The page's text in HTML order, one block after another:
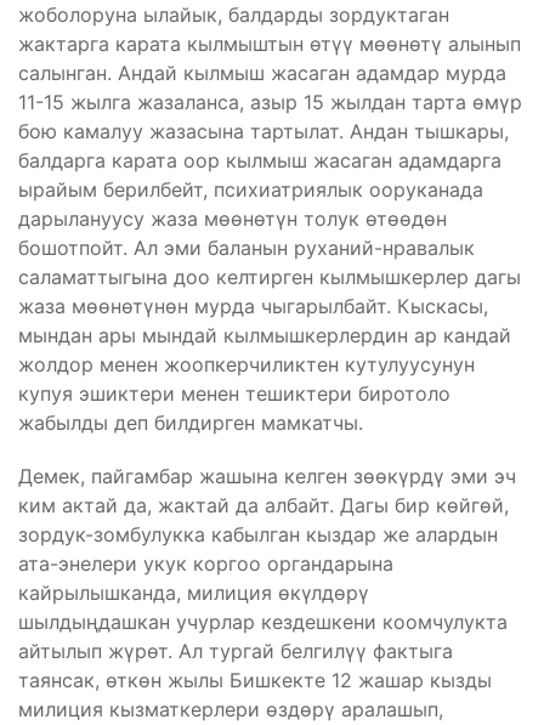
жоболоруна ылайык, балдарды зордуктаган
жактарга карата кылмыштын өтүү мөөнөтү алынып
салынган. Андай кылмыш жасаган адамдар мурда
11-15 жылга жазаланса, азыр 15 жылдан тарта өмүр
бою камалуу жазасына тартылат. Андан тышкары,
балдарга карата оор кылмыш жасаган адамдарга
ырайым берилбейт, психиатриялык ооруканада
дарылануусу жаза мөөнөтүн толук өтөөдөн
бошотпойт. Ал эми баланын руханий-нравалык
саламаттыгына доо келтирген кылмышкерлер дагы
жаза мөөнөтүнөн мурда чыгарылбайт. Кыскасы,
мындан ары мындай кылмышкерлердин ар кандай
жолдор менен жоопкерчиликтен кутулуусунун
купуя эшиктери менен тешиктери биротоло
жабылды деп билдирген мамкатчы.
Демек, пайгамбар жашына келген зөөкүрдү эми эч
ким актай да, жактай да албайт. Дагы бир көйгөй,
зордук-зомбулукка кабылган кыздар же алардын
ата-энелери укук коргоо органдарына
кайрылышканда, милиция өкүлдөрү
шылдыңдашкан учурлар кездешкени коомчулукта
айтылып жүрөт. Ал тургай белгилүү фактыга
таянсак, өткөн жылы Бишкекте 12 жашар кызды
милиция кызматкерлери өздөрү аралашып,